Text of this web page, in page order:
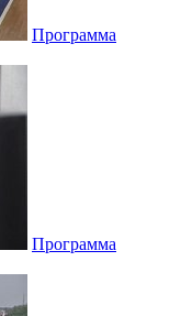
Программа
Программа